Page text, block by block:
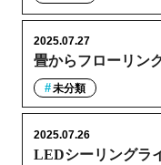
畳からフローリン
2025.07.27
未分類
LEDシーリングラ
2025.07.26